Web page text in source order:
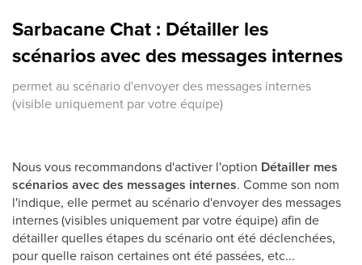
Sarbacane Chat : Détailler les
scénarios avec des messages internes
permet au scénario d'envoyer des messages internes
(visible uniquement par votre équipe)
Nous vous recommandons d'activer l'option Détailler mes
scénarios avec des messages internes. Comme son nom
l'indique, elle permet au scénario d'envoyer des messages
internes (visibles uniquement par votre équipe) afin de
détailler quelles étapes du scénario ont été déclenchées,
pour quelle raison certaines ont été passées, etc...